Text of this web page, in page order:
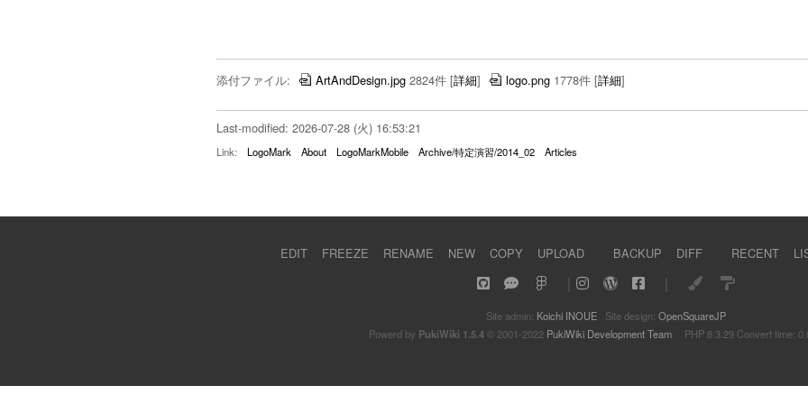
添付ファイル: ArtAndDesign.jpg 2824件 [詳細] logo.png 1778件 [詳細]
Last-modified: 2026-07-28 (火) 16:53:21
Link: LogoMark About LogoMarkMobile Archive/特定演習/2014_02 Articles
EDIT FREEZE RENAME NEW COPY UPLOAD BACKUP DIFF RECENT
Site admin: Koichi INOUE Site design: OpenSquareJP
Powerd by PukiWiki 1.5.4© 2001-2022 PukiWiki Development TeamPHP 8.3.29 Convert time: